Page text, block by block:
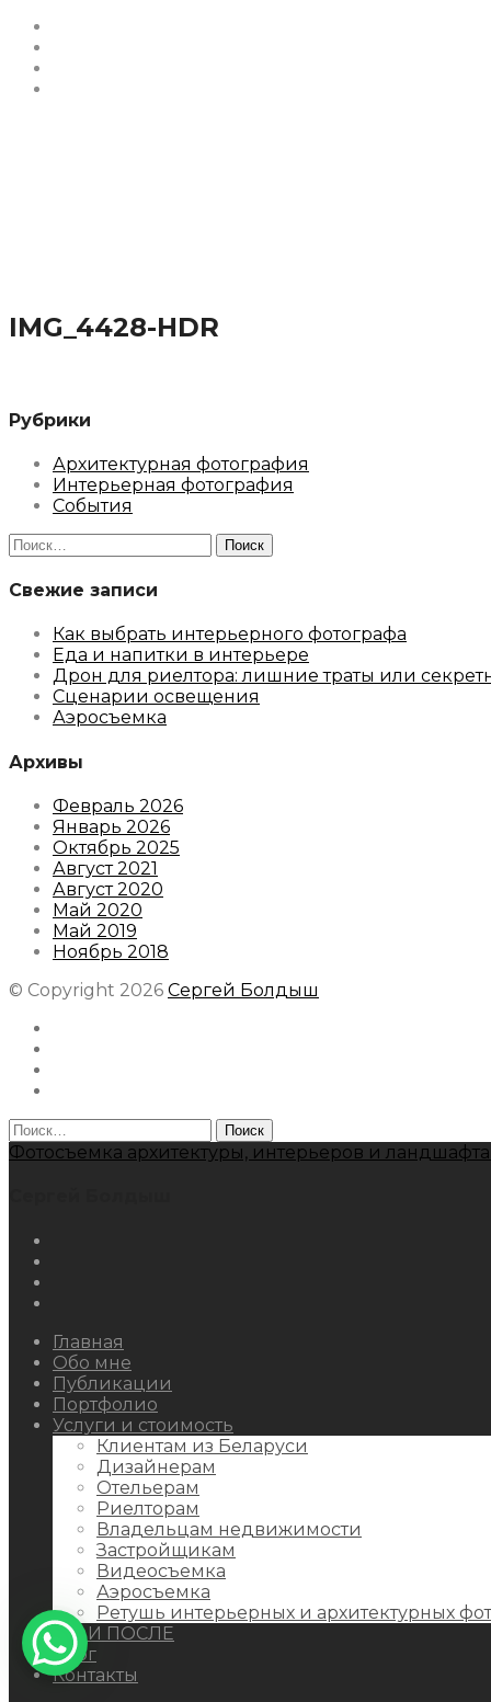
IMG_4428-HDR
Рубрики
Архитектурная фотография
Интерьерная фотография
События
Найти:
Свежие записи
Как выбрать интерьерного фотографа
Еда и напитки в интерьере
Дрон для риелтора: лишние траты или
Сценарии освещения
Аэросъемка
Архивы
Февраль 2026
Январь 2026
Октябрь 2025
Август 2021
Август 2020
Май 2020
Май 2019
Ноябрь 2018
© Copyright 2026 Сергей Болдыш
Найти:
Фотосъемка архитектуры, интерьеров и
Главная
Обо мне
Публикации
Портфолио
Услуги и стоимость
Клиентам из Беларуси
Дизайнерам
Отельерам
Риелторам
Владельцам недвижимости
Застройщикам
Видеосъемка
Аэросъемка
Ретушь интерьерных и архитектурных
ДО И ПОСЛЕ
Блог
Контакты